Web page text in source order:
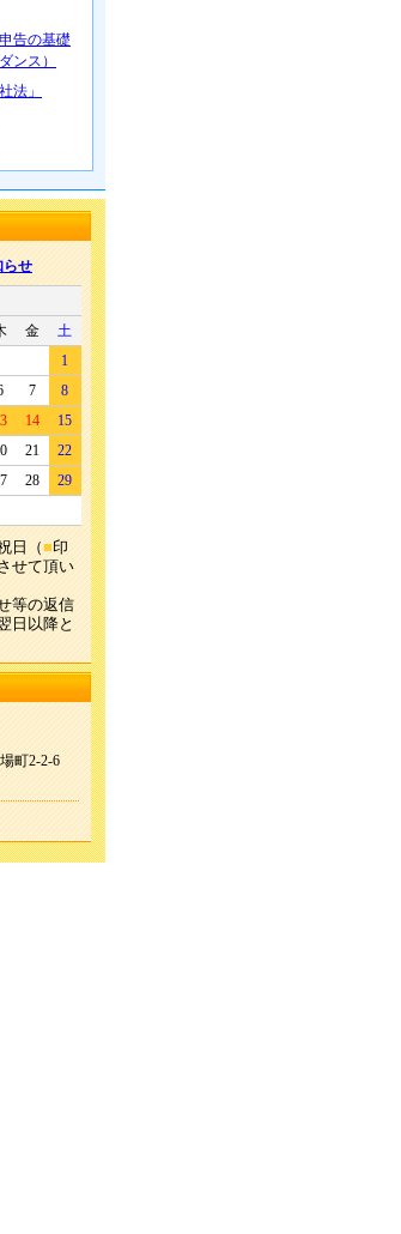
告の基礎
ンス）
法」
らせ
金
土
1
7
8
14
15
21
22
28
29
日（■印
せて頂い
等の返信
日以降と
町2-2-6